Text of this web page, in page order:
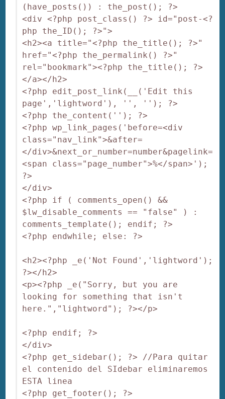
(have_posts()) : the_post(); ?>
<div <?php post_class() ?> id="post-<?
php the_ID(); ?>">
<h2><a title="<?php the_title(); ?>"
href="<?php the_permalink() ?>"
rel="bookmark"><?php the_title(); ?>
</a></h2>
<?php edit_post_link(__('Edit this
page','lightword'), '', ''); ?>
<?php the_content(''); ?>
<?php wp_link_pages('before=<div
class="nav_link">&after=
</div>&next_or_number=number&pagelink=
<span class="page_number">%</span>');
?>
</div>
<?php if ( comments_open() &&
$lw_disable_comments == "false" ) :
comments_template(); endif; ?>
<?php endwhile; else: ?>
<h2><?php _e('Not Found','lightword');
?></h2>
<p><?php _e("Sorry, but you are
looking for something that isn't
here.","lightword"); ?></p>
<?php endif; ?>
</div>
<?php get_sidebar(); ?> //Para quitar
el contenido del SIdebar eliminaremos
ESTA linea
<?php get_footer(); ?>